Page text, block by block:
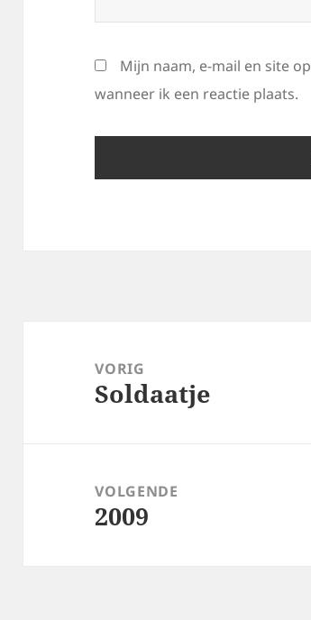
Mijn naam, e-mail en site
wanneer ik een reactie plaats.
navigatieVORIG
Vorig
Soldaatje
VOLGENDE
Volgend
2009